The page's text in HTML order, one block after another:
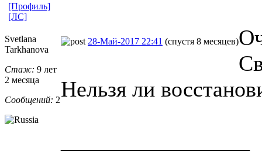
[Профиль]
[ЛС]
Svetlana
Tarkhanova
Стаж: 9 лет
2 месяца
Сообщений: 2
28-Май-2017 22:41 (спустя 8 месяцев)
Нельзя ли